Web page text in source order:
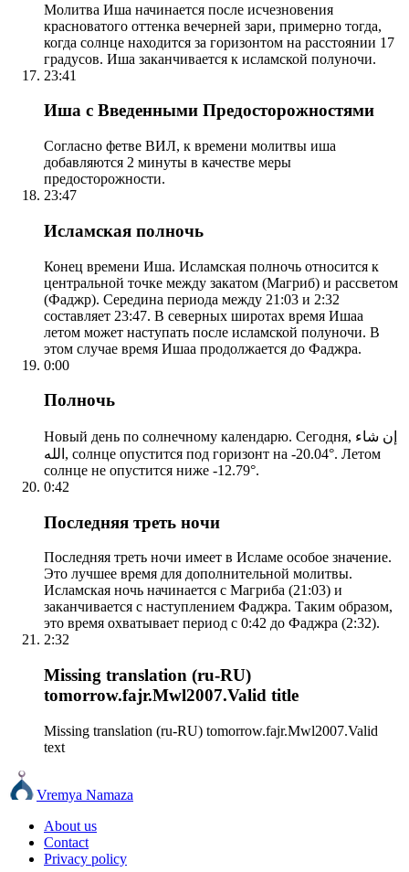
Молитва Иша начинается после исчезновения
красноватого оттенка вечерней зари, примерно тогда,
когда солнце находится за горизонтом на расстоянии 17
градусов. Иша заканчивается к исламской полуночи.
23:41
Иша с Введенными Предосторожностями
Согласно фетве ВИЛ, к времени молитвы иша
добавляются 2 минуты в качестве меры
предосторожности.
23:47
Исламская полночь
Конец времени Иша. Исламская полночь относится к
центральной точке между закатом (Магриб) и рассветом
(Фаджр). Середина периода между 21:03 и 2:32
составляет 23:47. В северных широтах время Ишаа
летом может наступать после исламской полуночи. В
этом случае время Ишаа продолжается до Фаджра.
0:00
Полночь
Новый день по солнечному календарю. Сегодня, إن شاء
الله, солнце опустится под горизонт на -20.04°. Летом
солнце не опустится ниже -12.79°.
0:42
Последняя треть ночи
Последняя треть ночи имеет в Исламе особое значение.
Это лучшее время для дополнительной молитвы.
Исламская ночь начинается с Магриба (21:03) и
заканчивается с наступлением Фаджра. Таким образом,
это время охватывает период с 0:42 до Фаджра (2:32).
2:32
Missing translation (ru-RU)
tomorrow.fajr.Mwl2007.Valid title
Missing translation (ru-RU) tomorrow.fajr.Mwl2007.Valid
text
Vremya Namaza
About us
Contact
Privacy policy